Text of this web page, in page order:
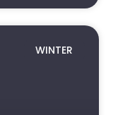
WINTER